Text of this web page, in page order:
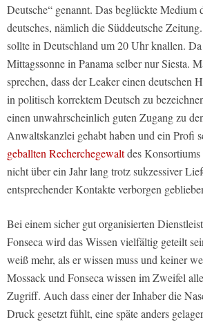
Deutsche“ genannt. Das beglückte Medium
deutsches, nämlich die Süddeutsche
sollte in Deutschland um 20 Uhr knallen.
Mittagssonne in Panama selber nur Siesta.
sprechen, dass der Leaker einen deutschen
in politisch korrektem Deutsch zu
einen unwahrscheinlich guten Zugang zu
Anwaltskanzlei gehabt haben und ein Profi
geballten Recherchegewaltdes Konsortiums
nicht über ein Jahr lang trotz sukzessiver
entsprechender Kontakte verborgen
Bei einem sicher gut organisierten
Fonseca wird das Wissen vielfältig geteilt
weiß mehr, als er wissen muss und keiner
Mossack und Fonseca wissen im Zweifel
Zugriff. Auch dass einer der Inhaber die
Druck gesetzt fühlt, eine späte anders